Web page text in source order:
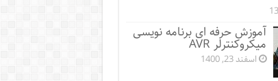
آموزش حرفه ای برنامه نویسی
میکروکنترلر AVR
اسفند 23, 1400